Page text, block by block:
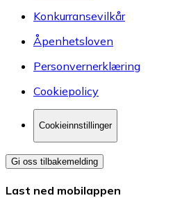
Konkurransevilkår
Åpenhetsloven
Personvernerklæring
Cookiepolicy
Cookieinnstillinger
Gi oss tilbakemelding
Last ned mobilappen